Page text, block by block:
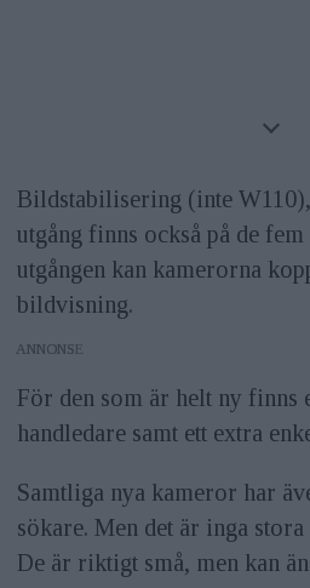
Bildstabilisering (inte
utgång finns också på de
utgången kan kamerorna
bildvisning.
ANNONS
För den som är helt ny finns
handledare samt ett extra
Samtliga nya kameror har
sökare. Men det är inga
De är riktigt små, men kan